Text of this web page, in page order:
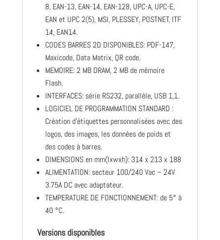
8, EAN-13, EAN-14, EAN-128, UPC-A, UPC-E,
EAN et UPC 2(5), MSI, PLESSEY, POSTNET, ITF
14, EAN14.
CODES BARRES 2D DISPONIBLES: PDF-147,
Maxicode, Data Matrix, QR code.
MEMOIRE: 2 MB DRAM, 2 MB de mémoire
Flash.
INTERFACES: série RS232, parallèle, USB 1,1.
LOGICIEL DE PROGRAMMATION STANDARD :
Création d’étiquettes personnalisées avec des
logos, des images, les données de poids et
des codes à barres.
DIMENSIONS en mm(lxwxh): 314 x 213 x 188
ALIMENTATION: secteur 100/240 Vac – 24V
3.75A DC avec adaptateur.
TEMPERATURE DE FONCTIONNEMENT: de 5° à
40 °C.
Versions disponibles